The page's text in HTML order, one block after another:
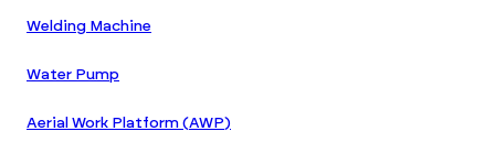
Welding Machine
Water Pump
Aerial Work Platform (AWP)